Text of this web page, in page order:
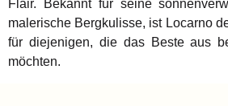
Flair. Bekannt für seine
malerische Bergkulisse, ist Locarno
für diejenigen, die das Beste aus
möchten.